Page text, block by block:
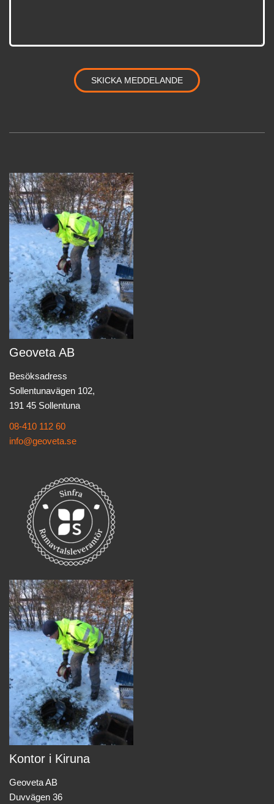
Geoveta AB
Besöksadress
Sollentunavägen 102,
191 45 Sollentuna
08-410 112 60
info@geoveta.se
Kontor i Kiruna
Geoveta AB
Duvvägen 36